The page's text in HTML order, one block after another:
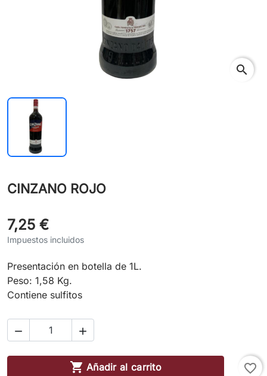
search
CINZANO ROJO
7,25 €
Impuestos incluidos
Presentación en botella de 1L.
Peso: 1,58 Kg.
Contiene sulfitos
 
 Añadir al carrito favorite_border